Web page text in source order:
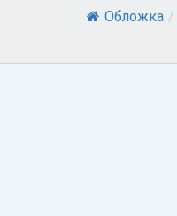
Обложка /